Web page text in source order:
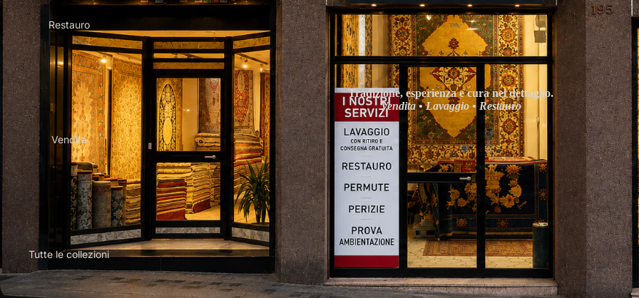
Restauro
Vendita
Tutte le collezioni
Tradizione, esperienza e cura nel dettaglio.
Vendita • Lavaggio • Restauro